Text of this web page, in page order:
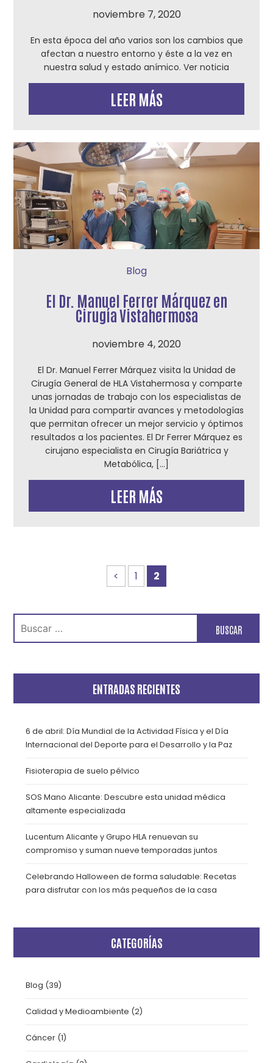
noviembre 7, 2020
En esta época del año varios son los cambios que
afectan a nuestro entorno y éste a la vez en
nuestra salud y estado anímico. Ver noticia
LEER MÁS
Blog
El Dr. Manuel Ferrer Márquez en
Cirugía Vistahermosa
noviembre 4, 2020
El Dr. Manuel Ferrer Márquez visita la Unidad de
Cirugía General de HLA Vistahermosa y comparte
unas jornadas de trabajo con los especialistas de
la Unidad para compartir avances y metodologías
que permitan ofrecer un mejor servicio y óptimos
resultados a los pacientes. El Dr Ferrer Márquez es
cirujano especialista en Cirugía Bariátrica y
Metabólica, […]
LEER MÁS
< 1 2
Buscar:
ENTRADAS RECIENTES
6 de abril: Día Mundial de la Actividad Física y el Día
Internacional del Deporte para el Desarrollo y la Paz
Fisioterapia de suelo pélvico
SOS Mano Alicante: Descubre esta unidad médica
altamente especializada
Lucentum Alicante y Grupo HLA renuevan su
compromiso y suman nueve temporadas juntos
Celebrando Halloween de forma saludable: Recetas
para disfrutar con los más pequeños de la casa
CATEGORÍAS
Blog (39)
Calidad y Medioambiente (2)
Cáncer (1)